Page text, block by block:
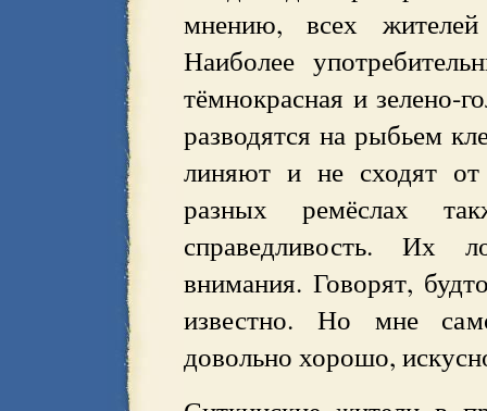
мнению, всех
Наиболее
тёмнокрасная и зелено-
разводятся на рыбьем
линяют и не сходят от
разных ремёслах
справедливость. Их
внимания. Говорят,
известно. Но мне
довольно хорошо,